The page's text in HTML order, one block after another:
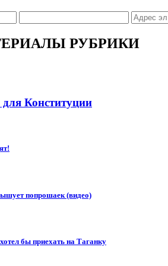
РУБРИКИ
Конституции
попрошаек (видео)
бы приехать на Таганку